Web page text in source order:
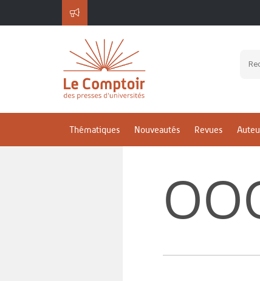
Thématiques Nouveautés Revues